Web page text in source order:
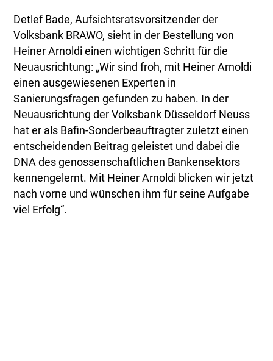
Detlef Bade, Aufsichtsratsvorsitzender der
Volksbank BRAWO, sieht in der Bestellung von
Heiner Arnoldi einen wichtigen Schritt für die
Neuausrichtung: „Wir sind froh, mit Heiner Arnoldi
einen ausgewiesenen Experten in
Sanierungsfragen gefunden zu haben. In der
Neuausrichtung der Volksbank Düsseldorf Neuss
hat er als Bafin-Sonderbeauftragter zuletzt einen
entscheidenden Beitrag geleistet und dabei die
DNA des genossenschaftlichen Bankensektors
kennengelernt. Mit Heiner Arnoldi blicken wir jetzt
nach vorne und wünschen ihm für seine Aufgabe
viel Erfolg“.